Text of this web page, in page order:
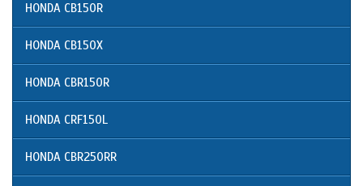
HONDA CB150R
HONDA CB150X
HONDA CBR150R
HONDA CRF150L
HONDA CBR250RR